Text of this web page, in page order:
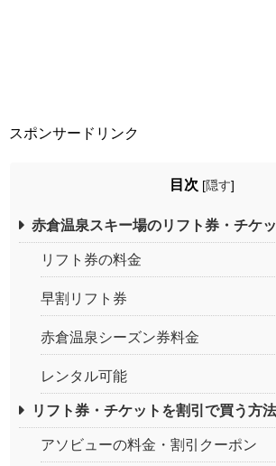
スポンサードリンク
目次 [隠す]
赤倉温泉スキー場のリフト券・チケ
リフト券の料金
早割リフト券
赤倉温泉シーズン券料金
レンタル可能
リフト券・チケットを割引で買う方法
アソビューの料金・割引クーポン